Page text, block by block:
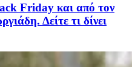
Friday και από τον
Δείτε τι δίνει